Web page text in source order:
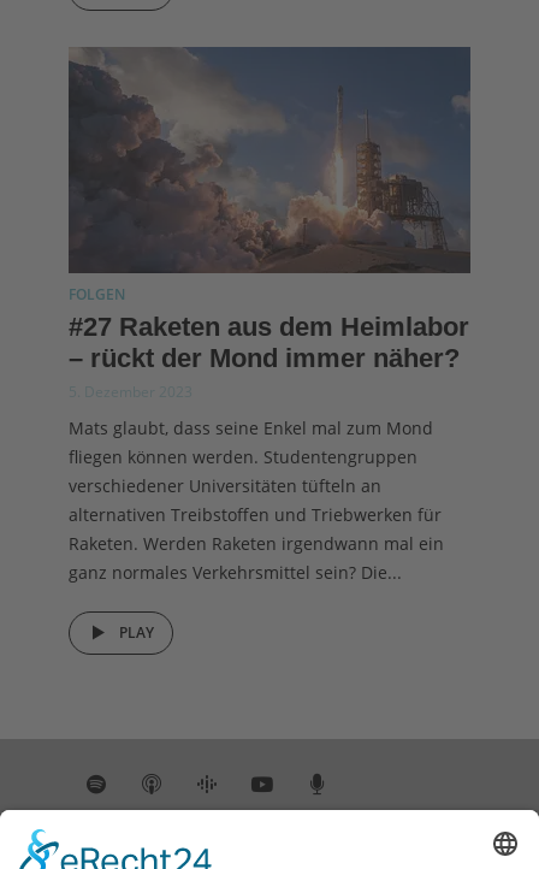
FOLGEN
#27 Raketen aus dem Heimlabor
– rückt der Mond immer näher?
5. Dezember 2023
Mats glaubt, dass seine Enkel mal zum Mond
fliegen können werden. Studentengruppen
verschiedener Universitäten tüfteln an
alternativen Treibstoffen und Triebwerken für
Raketen. Werden Raketen irgendwann mal ein
ganz normales Verkehrsmittel sein? Die...
PLAY